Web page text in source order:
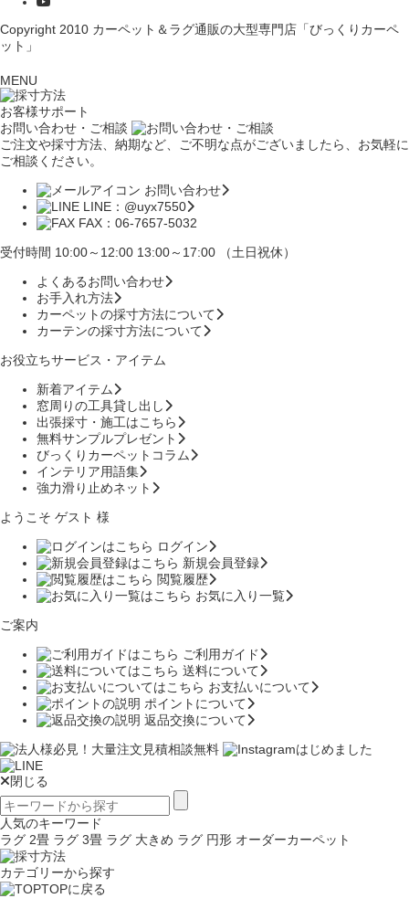
Copyright 2010 カーペット＆ラグ通販の大型専門店「びっくりカーペ
ット」
MENU
お客様サポート
お問い合わせ・ご相談
ご注文や採寸方法、納期など、ご不明な点がございましたら、お気軽に
ご相談ください。
お問い合わせ
LINE：@uyx7550
FAX：06-7657-5032
受付時間 10:00～12:00 13:00～17:00 （土日祝休）
よくあるお問い合わせ
お手入れ方法
カーペットの採寸方法について
カーテンの採寸方法について
お役立ちサービス・アイテム
新着アイテム
窓周りの工具貸し出し
出張採寸・施工はこちら
無料サンプルプレゼント
びっくりカーペットコラム
インテリア用語集
強力滑り止めネット
ようこそ ゲスト 様
ログイン
新規会員登録
閲覧履歴
お気に入り一覧
ご案内
ご利用ガイド
送料について
お支払いについて
ポイントについて
返品交換について
閉じる
人気のキーワード
ラグ 2畳 ラグ 3畳 ラグ 大きめ ラグ 円形 オーダーカーペット
カテゴリーから探す
TOPに戻る